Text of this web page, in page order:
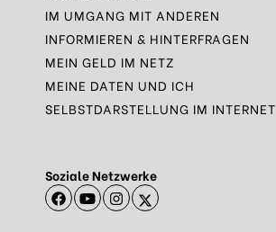
IM UMGANG MIT ANDEREN
INFORMIEREN & HINTERFRAGEN
MEIN GELD IM NETZ
MEINE DATEN UND ICH
SELBSTDARSTELLUNG IM INTERNET
Soziale Netzwerke